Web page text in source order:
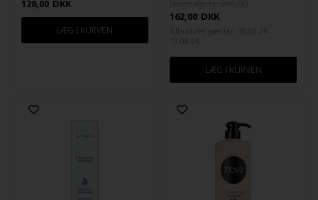
128,00 DKK
162,00 DKK